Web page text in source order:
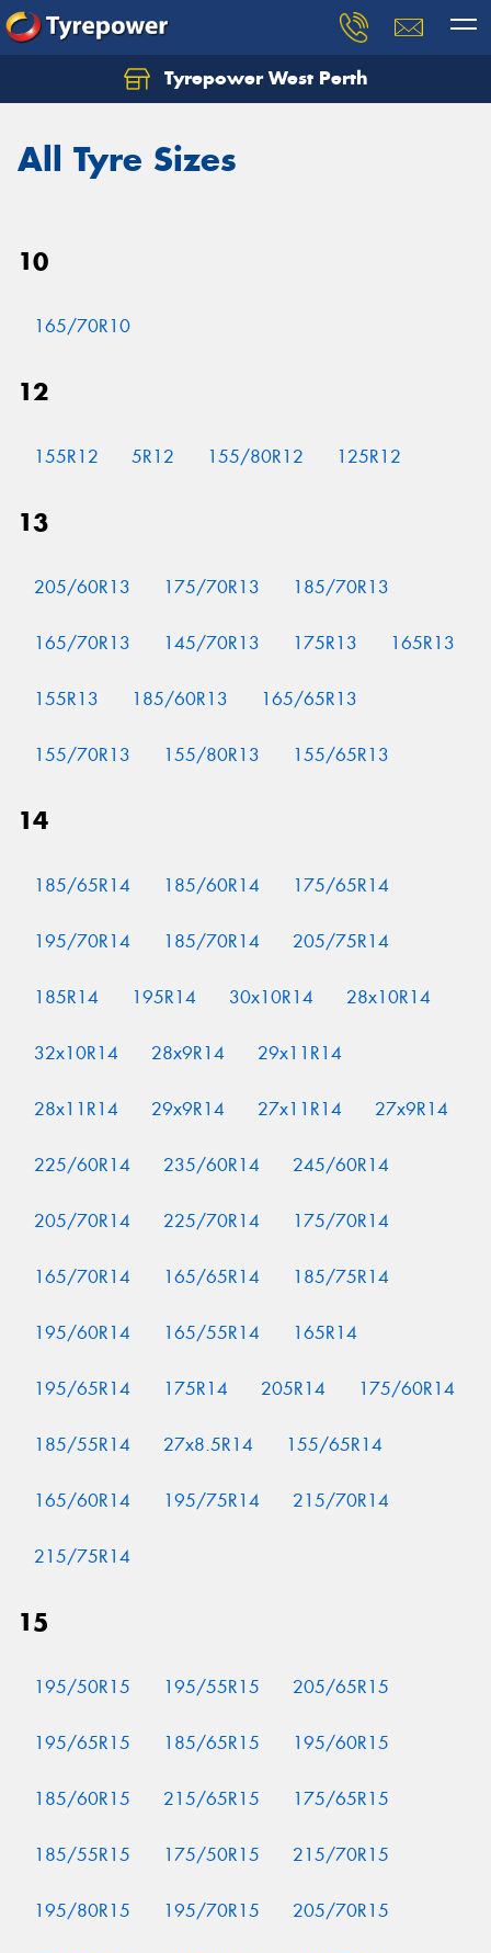
Tyrepower West Perth
All Tyre Sizes
10
165/70R10
12
155R12 5R12 155/80R12 125R12
13
205/60R13 175/70R13 185/70R13
165/70R13 145/70R13 175R13 165R13
155R13 185/60R13 165/65R13
155/70R13 155/80R13 155/65R13
14
185/65R14 185/60R14 175/65R14
195/70R14 185/70R14 205/75R14
185R14 195R14 30x10R14 28x10R14
32x10R14 28x9R14 29x11R14
28x11R14 29x9R14 27x11R14 27x9R14
225/60R14 235/60R14 245/60R14
205/70R14 225/70R14 175/70R14
165/70R14 165/65R14 185/75R14
195/60R14 165/55R14 165R14
195/65R14 175R14 205R14 175/60R14
185/55R14 27x8.5R14 155/65R14
165/60R14 195/75R14 215/70R14
215/75R14
15
195/50R15 195/55R15 205/65R15
195/65R15 185/65R15 195/60R15
185/60R15 215/65R15 175/65R15
185/55R15 175/50R15 215/70R15
195/80R15 195/70R15 205/70R15
Let us know what you need, and our team will
Your details